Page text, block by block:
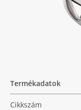
Termékadatok
Cikkszám